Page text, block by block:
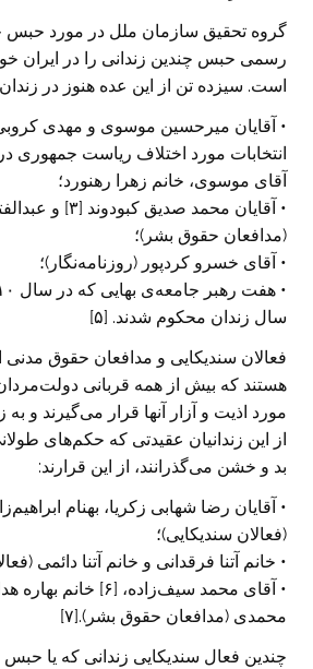
گروه تحقیق سازمان ملل در مورد حبس
رسمی حبس چندین زندانی را در ایران
است. سیزده تن از این عده هنوز در
• آقایان میرحسین موسوی و مهدی
آقای موسوی، خانم زهرا رهنورد؛
(مدافعان حقوق بشر)؛
• آقای خسرو کردپور (روزنامه‌نگار)؛
سال زندان محکوم شدند. [۵]
فعالان سندیکایی و مدافعان حقوق
هستند که بیش از همه قربانی
مورد اذیت و آزار آنها قرار می‌گیرند و
از این زندانیان عقیدتی که حکم‌های
بد و خشن می‌گذرانند، از این قرارند:
• آقایان رضا شهابی زکریا، بهنام
(فعالان سندیکایی)؛
• خانم آتنا فرقدانی و خانم آتنا دائمی
• آقای محمد سیف‌زاده،
محمدی (مدافعان حقوق بشر).[۷]
چندین فعال سندیکایی زندانی که یا حبس